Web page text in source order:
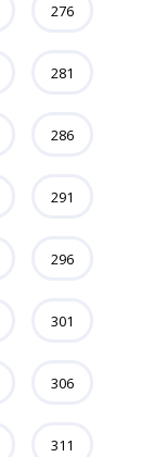
276
281
286
291
296
301
306
311